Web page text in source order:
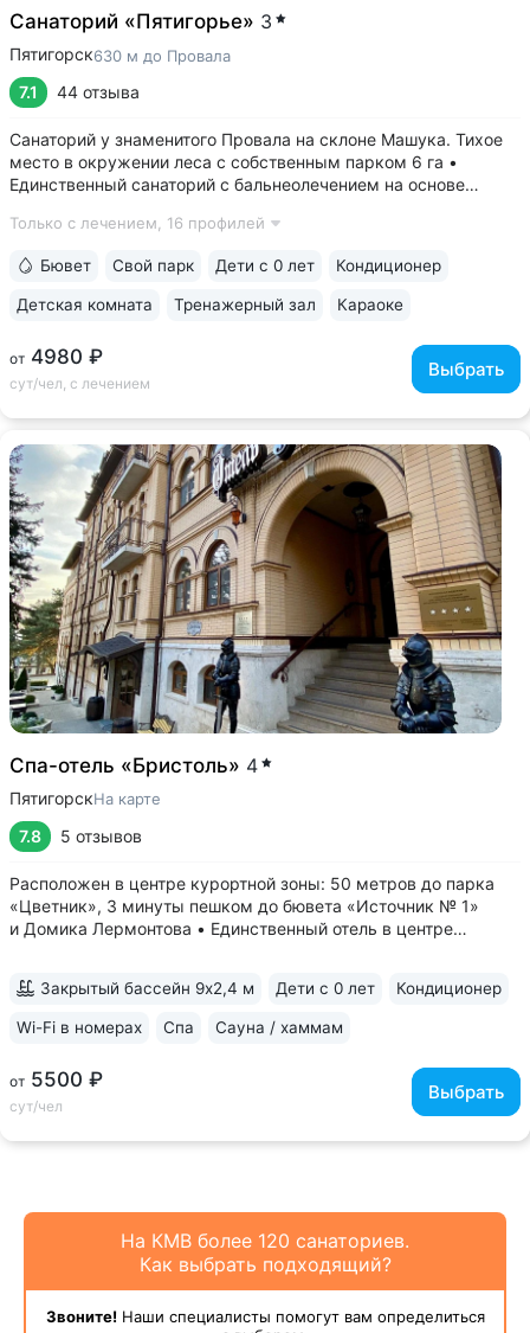
Санаторий «Пятигорье» 3
Пятигорск630 м до Провала
7.1 44 отзыва
Санаторий у знаменитого Провала на склоне Машука. Тихое
место в окружении леса с собственным парком 6 га •
Единственный санаторий с бальнеолечением на основе
ингаляции, орошения. Природная минеральная вода
Только с лечением, 16 профилей
от 4980 ₽
сут/чел, с лечением
Выбрать
Бювет Свой парк Дети с 0 лет Кондиционер
Детская комната Тренажерный зал Караоке
Спа-отель «Бристоль» 4
ПятигорскНа карте
7.8 5 отзывов
Расположен в центре курортной зоны: 50 метров до парка
«Цветник», 3 минуты пешком до бювета «Источник № 1»
и Домика Лермонтова • Единственный отель в центре
до Апартаментов...
от 5500 ₽
сут/чел
Выбрать
Закрытый бассейн 9х2,4 м Дети с 0 лет Кондиционер
Wi-Fi в номерах Спа Сауна / хаммам
На КМВ более 120 санаториев.
Как выбрать подходящий?
Звоните!Наши специалисты помогут вам определиться